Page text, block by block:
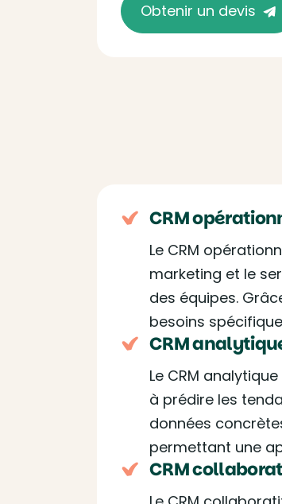
Obtenir un devis
CRM
Le CRM
marketing et le
des équipes.
besoins
CRM
Le CRM
à prédire les
données
permettant une
CRM